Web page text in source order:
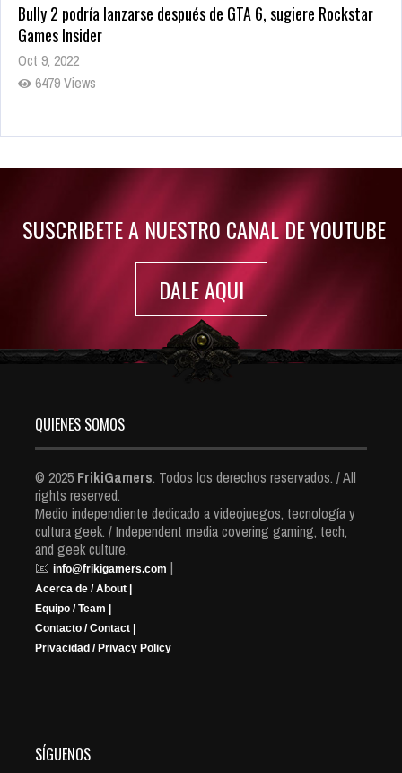
Bully 2 podría lanzarse después de GTA 6, sugiere Rockstar
Games Insider
Oct 9, 2022
6479 Views
Rumor: Se filtran los primeros detalles de Resident Evil 9
SUSCRIBETE A NUESTRO CANAL DE YOUTUBE
DALE AQUI
QUIENES SOMOS
© 2025 FrikiGamers. Todos los derechos reservados. / All
rights reserved.
Medio independiente dedicado a videojuegos, tecnología y
cultura geek. / Independent media covering gaming, tech,
and geek culture.
📧 info@frikigamers.com |
Acerca de / About |
Equipo / Team |
Contacto / Contact |
Privacidad / Privacy Policy
SÍGUENOS